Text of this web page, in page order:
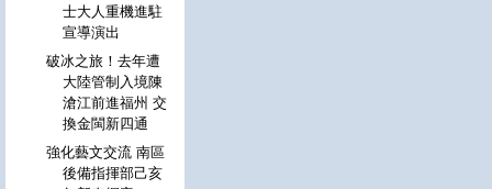
士大人重機進駐
宣導演出
破冰之旅！去年遭
大陸管制入境陳
滄江前進福州 交
換金閩新四通
強化藝文交流 南區
後備指揮部己亥